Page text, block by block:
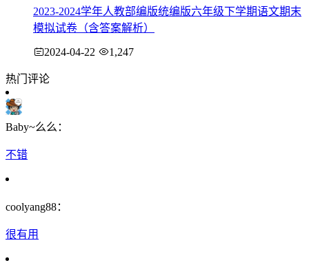
2023-2024学年人教部编版统编版六年级下学期语文期末
模拟试卷（含答案解析）
2024-04-22 1,247
热门评论
Baby~么么：
不错
coolyang88：
很有用